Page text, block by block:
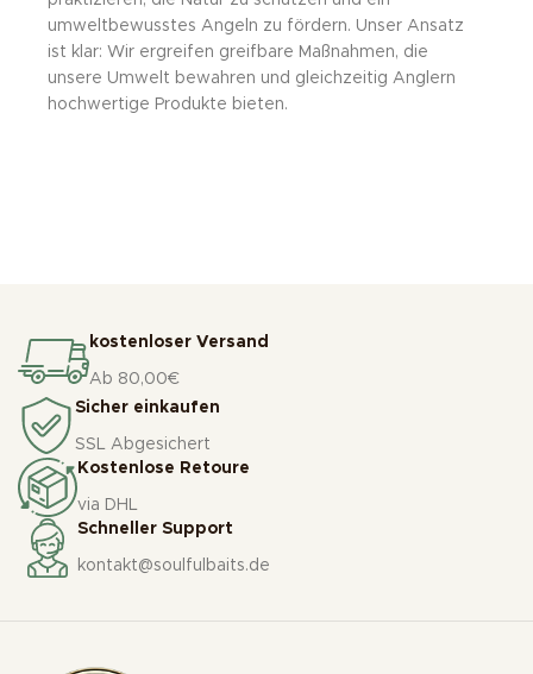
umweltbewusstes Angeln zu fördern. Unser Ansatz
ist klar: Wir ergreifen greifbare Maßnahmen, die
unsere Umwelt bewahren und gleichzeitig Anglern
hochwertige Produkte bieten.
kostenloser Versand
Ab 80,00€
Sicher einkaufen
SSL Abgesichert
Kostenlose Retoure
via DHL
Schneller Support
kontakt@soulfulbaits.de